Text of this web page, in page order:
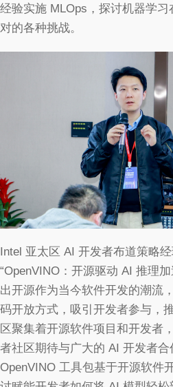
经验实施 MLOps，探讨机器学
对的各种挑战。
Intel 亚太区 AI 开发者布道策略
“OpenVINO：开源驱动 AI 推理
出开源作为当今软件开发的潮流
码开放方式，吸引开发者参与，
区聚集着开源软件项目和开发者
者社区期待与广大的 AI 开发者
OpenVINO 工具包基于开源软件